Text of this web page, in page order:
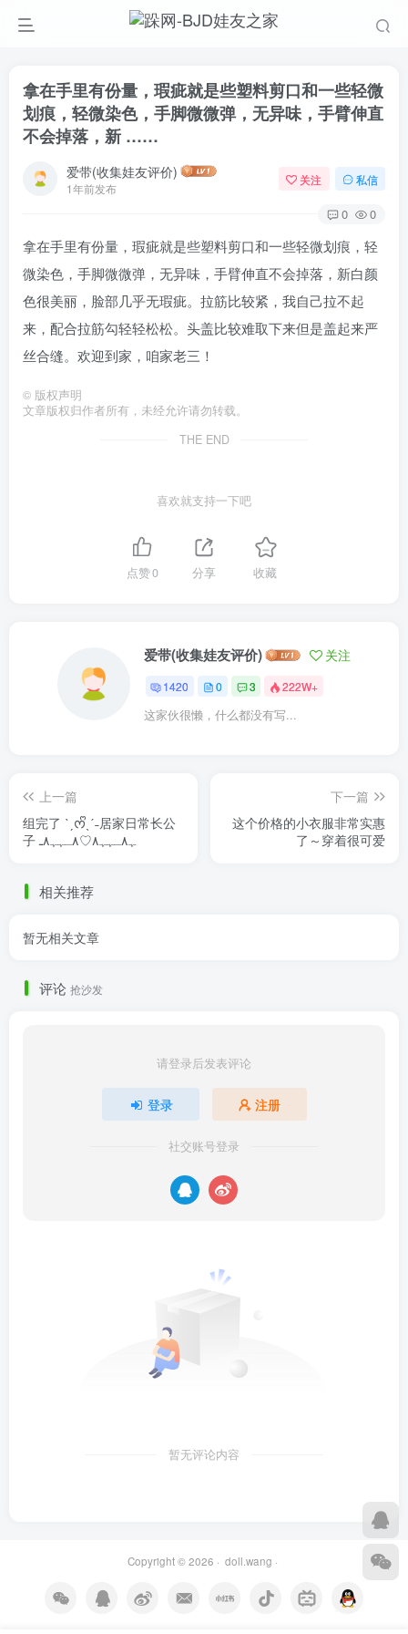
拿在手里有份量，瑕疵就是些塑料剪口和一些轻微
划痕，轻微染色，手脚微微弹，无异味，手臂伸直
不会掉落，新 ……
爱带(收集娃友评价)
1年前发布
关注 私信
0 0
拿在手里有份量，瑕疵就是些塑料剪口和一些轻微划痕，轻
微染色，手脚微微弹，无异味，手臂伸直不会掉落，新白颜
色很美丽，脸部几乎无瑕疵。拉筋比较紧，我自己拉不起
来，配合拉筋勾轻轻松松。头盖比较难取下来但是盖起来严
丝合缝。欢迎到家，咱家老三！
© 版权声明
文章版权归作者所有，未经允许请勿转载。
THE END
喜欢就支持一下吧
点赞0 分享 收藏
爱带(收集娃友评价) 关注
1420 0 3 222W+
这家伙很懒，什么都没有写...
上一篇
组完了 ˋˏᰔᩚˎˊ˗居家日常长公
子 ٨ـﮩﮩ٨ـ♡‎‎ﮩ٨ـﮩﮩ٨
下一篇
这个价格的小衣服非常实惠
了～穿着很可爱
相关推荐
暂无相关文章
评论 抢沙发
请登录后发表评论
登录 注册
社交账号登录
暂无评论内容
Copyright © 2026 · doll.wang ·